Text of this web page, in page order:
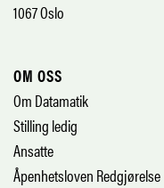
1067 Oslo
OM OSS
Om Datamatik
Stilling ledig
Ansatte
Åpenhetsloven Redgjørelse